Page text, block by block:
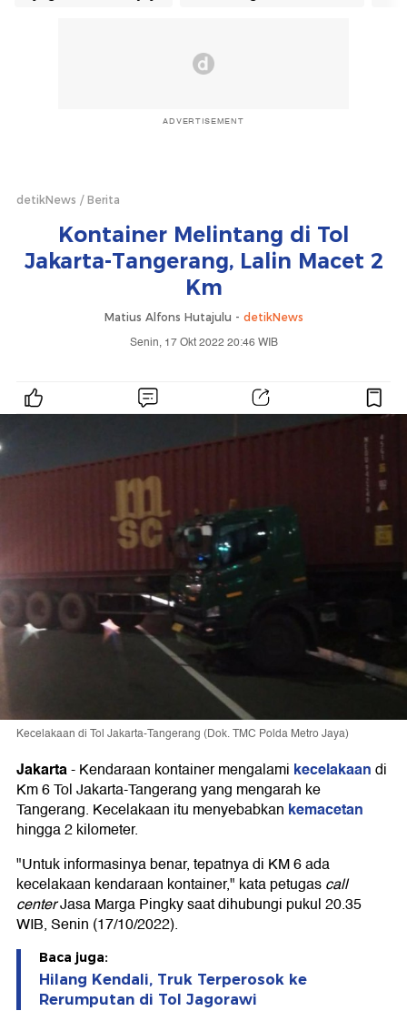
ADVERTISEMENT
detikNews Berita
Kontainer Melintang di Tol
Jakarta-Tangerang, Lalin Macet 2
Km
Matius Alfons Hutajulu - detikNews
Senin, 17 Okt 2022 20:46 WIB
Kecelakaan di Tol Jakarta-Tangerang (Dok. TMC Polda Metro Jaya)
Jakarta-Kendaraan kontainer mengalami kecelakaandi
Km 6 Tol Jakarta-Tangerang yang mengarah ke
Tangerang. Kecelakaan itu menyebabkan kemacetan
hingga 2 kilometer.
"Untuk informasinya benar, tepatnya di KM 6 ada
kecelakaan kendaraan kontainer," kata petugascall
centerJasa Marga Pingky saat dihubungi pukul 20.35
WIB, Senin (17/10/2022).
Baca juga:
Hilang Kendali, Truk Terperosok ke
Rerumputan di Tol Jagorawi